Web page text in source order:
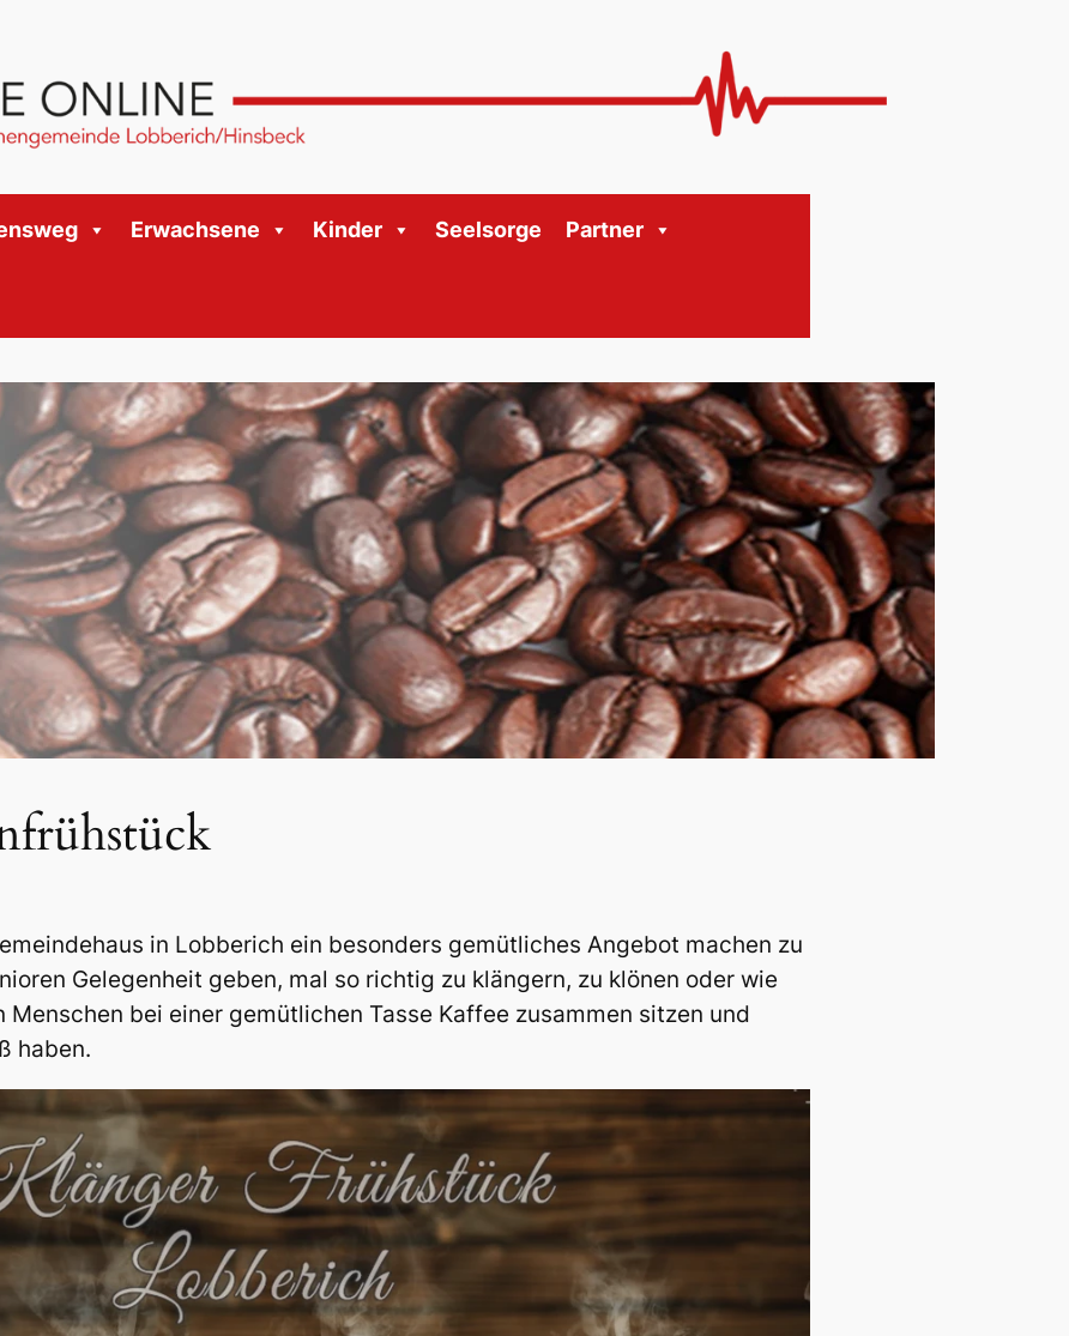
Erwachsene Kinder Seelsorge Partner
in Lobberich ein besonders gemütliches Angebot machen zu
Gelegenheit geben, mal so richtig zu klängern, zu klönen oder wie
Menschen bei einer gemütlichen Tasse Kaffee zusammen sitzen und
haben.